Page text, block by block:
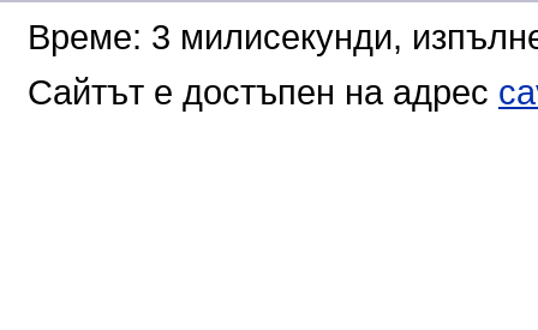
Време: 3 милисекунди,
Сайтът е достъпен на адрес